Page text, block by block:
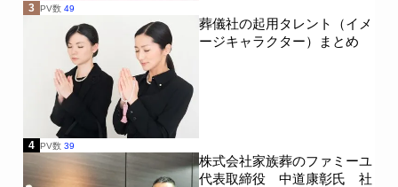
3 PV数 49
葬儀社の起用タレント（イメ
ージキャラクター）まとめ
4 PV数 39
株式会社家族葬のファミーユ
代表取締役 中道康彰氏 社